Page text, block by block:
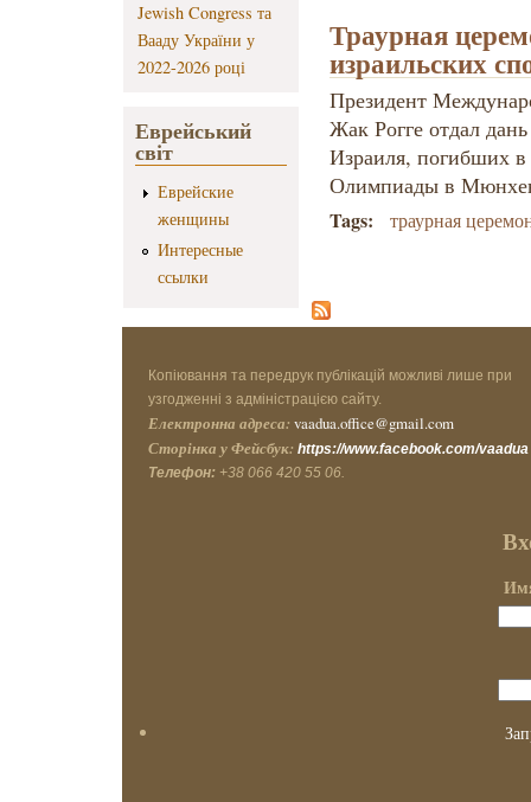
Jewish Congress та
Вааду України у
2022-2026 році
Еврейський
світ
Еврейские
женщины
Интересные
ссылки
Траурная
израильских
Президент
Жак Рогге отдал
Израиля, погибших в
Олимпиады в
Tags: траурная
Копіювання та передрук публікацій можливі лише при
узгодженні з адміністрацією сайту.
Електронна адреса: vaadua.office@gmail.com
Сторінка у Фейсбук: https://www.facebook.com/vaadua
Телефон: +38 066 420 55 06.